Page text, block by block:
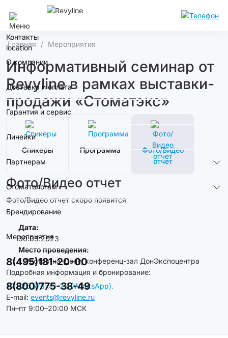
Контакты
О компании
Доставка и оплата
Гарантия и сервис
Линейки
Партнерам
Стоматологам
Брендирование
Мероприятия
8(495)181-20-00
8(800)775-38-49
Главная Мероприятия
Информативный семинар от
Revyline в рамках выставки-
продажи «Стоматэкс»
Спикеры Программа
Фото/Видео
отчет
Фото/Видео отчет
Фото/Видео отчет скоро появится
Дата:
30.03.2023
Место проведения:
г. Ростов-на-Дону, конференц-зал ДонЭкспоцентра
Подробная информация и бронирование:
+7 925 576-73-22 (WhatsApp).
E-mail: events@revyline.ru
Пн–пт 9:00–20:00 МСК